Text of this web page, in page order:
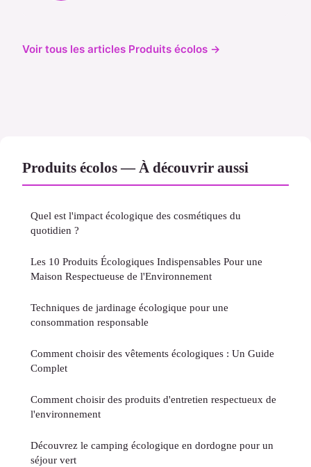
Voir tous les articles Produits écolos →
Produits écolos — À découvrir aussi
Quel est l'impact écologique des cosmétiques du
quotidien ?
Les 10 Produits Écologiques Indispensables Pour une
Maison Respectueuse de l'Environnement
Techniques de jardinage écologique pour une
consommation responsable
Comment choisir des vêtements écologiques : Un Guide
Complet
Comment choisir des produits d'entretien respectueux de
l'environnement
Découvrez le camping écologique en dordogne pour un
séjour vert